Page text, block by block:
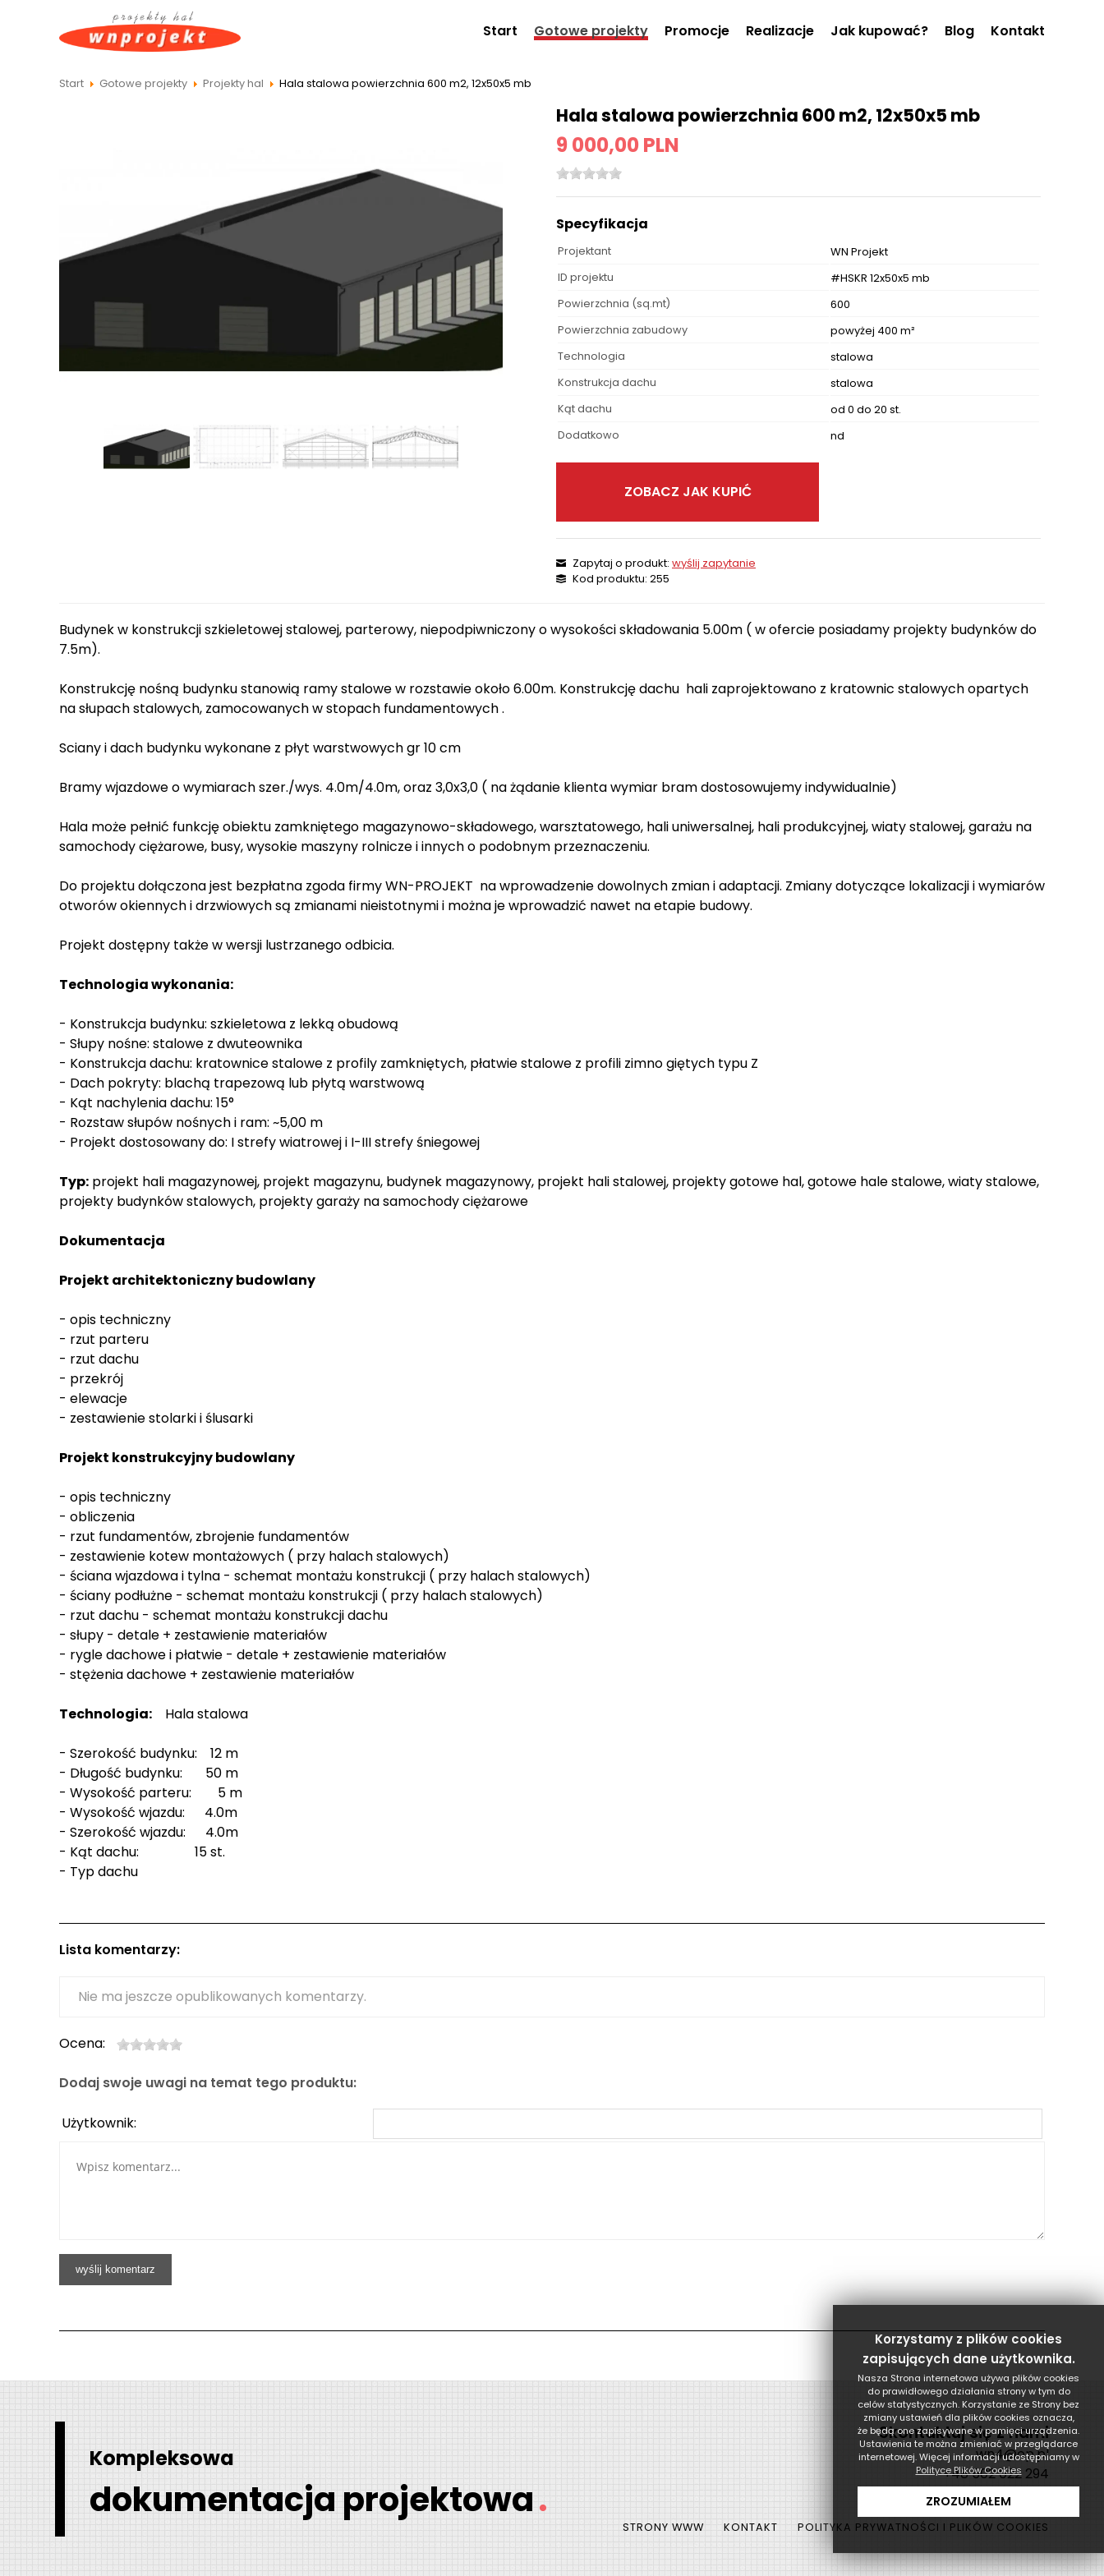
Start Gotowe projekty Promocje Realizacje Jak kupować? Blog Kontakt
Start Gotowe projekty Projekty hal Hala stalowa powierzchnia 600 m2, 12x50x5 mb
Hala stalowa powierzchnia 600 m2, 12x50x5 mb
9 000,00 PLN
Specyfikacja
Projektant WN Projekt
ID projektu #HSKR 12x50x5 mb
Powierzchnia (sq.mt) 600
Powierzchnia zabudowy powyżej 400 m²
Technologia stalowa
Konstrukcja dachu stalowa
Kąt dachu od 0 do 20 st.
Dodatkowo nd
ZOBACZ JAK KUPIĆ
Zapytaj o produkt: wyślij zapytanie
Kod produktu: 255
Budynek w konstrukcji szkieletowej stalowej, parterowy, niepodpiwniczony o wysokości składowania 5.00m ( w ofercie posiadamy projekty budynków do
7.5m).
Konstrukcję nośną budynku stanowią ramy stalowe w rozstawie około 6.00m. Konstrukcję dachu hali zaprojektowano z kratownic stalowych opartych
na słupach stalowych, zamocowanych w stopach fundamentowych .
Sciany i dach budynku wykonane z płyt warstwowych gr 10 cm
Bramy wjazdowe o wymiarach szer./wys. 4.0m/4.0m, oraz 3,0x3,0 ( na żądanie klienta wymiar bram dostosowujemy indywidualnie)
Hala może pełnić funkcję obiektu zamkniętego magazynowo-składowego, warsztatowego, hali uniwersalnej, hali produkcyjnej, wiaty stalowej, garażu na
samochody ciężarowe, busy, wysokie maszyny rolnicze i innych o podobnym przeznaczeniu.
Do projektu dołączona jest bezpłatna zgoda firmy WN-PROJEKT na wprowadzenie dowolnych zmian i adaptacji. Zmiany dotyczące lokalizacji i wymiarów
otworów okiennych i drzwiowych są zmianami nieistotnymi i można je wprowadzić nawet na etapie budowy.
Projekt dostępny także w wersji lustrzanego odbicia.
Technologia wykonania:
- Konstrukcja budynku: szkieletowa z lekką obudową
- Słupy nośne: stalowe z dwuteownika
- Konstrukcja dachu: kratownice stalowe z profily zamkniętych, płatwie stalowe z profili zimno giętych typu Z
- Dach pokryty: blachą trapezową lub płytą warstwową
- Kąt nachylenia dachu: 15°
- Rozstaw słupów nośnych i ram: ~5,00 m
- Projekt dostosowany do: I strefy wiatrowej i I-III strefy śniegowej
Typ: projekt hali magazynowej, projekt magazynu, budynek magazynowy, projekt hali stalowej, projekty gotowe hal, gotowe hale stalowe, wiaty stalowe,
projekty budynków stalowych, projekty garaży na samochody ciężarowe
Dokumentacja
Projekt architektoniczny budowlany
- opis techniczny
- rzut parteru
- rzut dachu
- przekrój
- elewacje
- zestawienie stolarki i ślusarki
Projekt konstrukcyjny budowlany
- opis techniczny
- obliczenia
- rzut fundamentów, zbrojenie fundamentów
- zestawienie kotew montażowych ( przy halach stalowych)
- ściana wjazdowa i tylna - schemat montażu konstrukcji ( przy halach stalowych)
- ściany podłużne - schemat montażu konstrukcji ( przy halach stalowych)
- rzut dachu - schemat montażu konstrukcji dachu
- słupy - detale + zestawienie materiałów
- rygle dachowe i płatwie - detale + zestawienie materiałów
- stężenia dachowe + zestawienie materiałów
Technologia: Hala stalowa
- Szerokość budynku: 12 m
- Długość budynku: 50 m
- Wysokość parteru: 5 m
- Wysokość wjazdu: 4.0m
- Szerokość wjazdu: 4.0m
- Kąt dachu: 15 st.
- Typ dachu
Lista komentarzy:
Nie ma jeszcze opublikowanych komentarzy.
Ocena:
Dodaj swoje uwagi na temat tego produktu:
Użytkownik:
Kompleksowa
dokumentacja projektowa.
Skontaktuj się z nami
wn4@op.pl
+48 502 022 294
STRONY WWW KONTAKT POLITYKA PRYWATNOŚCI I PLIKÓW COOKIES
Korzystamy z plików cookies
zapisujących dane użytkownika.
Nasza Strona internetowa używa plików cookies
do prawidłowego działania strony w tym do
celów statystycznych. Korzystanie ze Strony bez
zmiany ustawień dla plików cookies oznacza,
że będą one zapisywane w pamięci urządzenia.
Ustawienia te można zmieniać w przeglądarce
internetowej. Więcej informacji udostępniamy w
Polityce Plików Cookies
ZROZUMIAŁEM